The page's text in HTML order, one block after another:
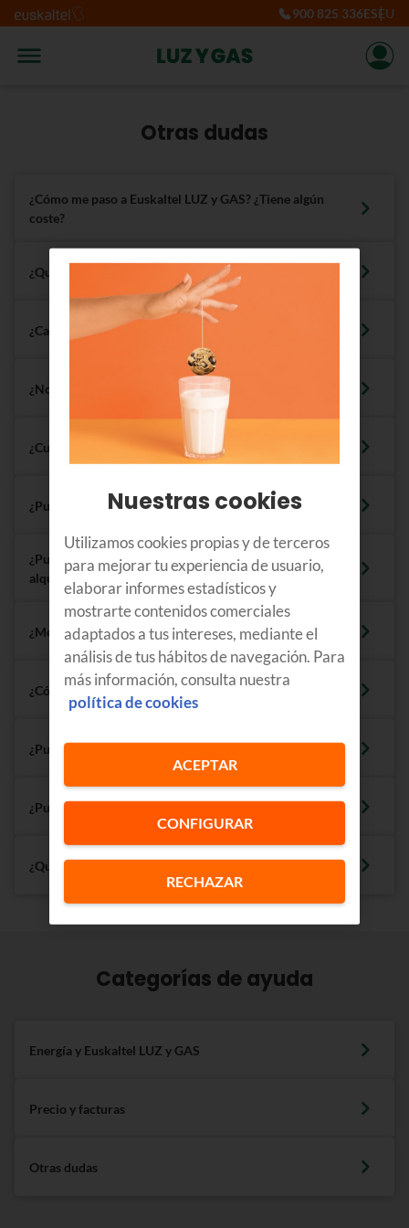
900 825 336ESEU
Otras dudas
¿Cómo me paso a Euskaltel LUZ y GAS? ¿Tiene algún
coste?
¿Qué es el CUPS?
¿Cambiarse implica cortes de suministro?
¿Notaré algún cambio en el suministro o en la lectura?
¿Cuánto tarda el cambio de compañía?
¿Puede seguir cobrándome mi compañía anterior?
¿Puedo pasarme a Euskaltel LUZ y GAS estando de
alquiler?
¿Me puedo cambiar con mi instalación actual?
¿Cómo cambio el titular de un contrato?
¿Puedo cambiar la potencia al contratar?
¿Puedo contratar Euskaltel LUZ y GAS para un negocio?
¿Qué potencia necesita mi negocio?
Categorías de ayuda
Energía y Euskaltel LUZ y GAS
Precio y facturas
Otras dudas
Nuestras cookies
Utilizamos cookies propias y de terceros
para mejorar tu experiencia de usuario,
elaborar informes estadísticos y
mostrarte contenidos comerciales
adaptados a tus intereses, mediante el
análisis de tus hábitos de navegación. Para
más información, consulta nuestra
política de cookies
CONFIGURAR
RECHAZAR
ACEPTAR